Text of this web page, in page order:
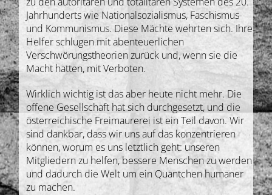
Jahrhunderts wie Nationalsozialismus, Faschismus
und Kommunismus. Diese Mächte wehrten sich. Ihre
Helfer schlugen mit abenteuerlichen
Verschwörungstheorien zurück und, wenn sie die
Macht hatten, mit Verboten.
Wirklich wichtig ist das aber heute nicht mehr. Die
offene Gesellschaft hat sich durchgesetzt, und die
österreichische Freimaurerei ist ein Teil davon. Wir
sind dankbar, dass wir uns auf das konzentrieren
können, worum es uns letztlich geht: unseren
Mitgliedern zu helfen, bessere Menschen zu werden
und dadurch die Welt um ein Quäntchen humaner
zu machen.